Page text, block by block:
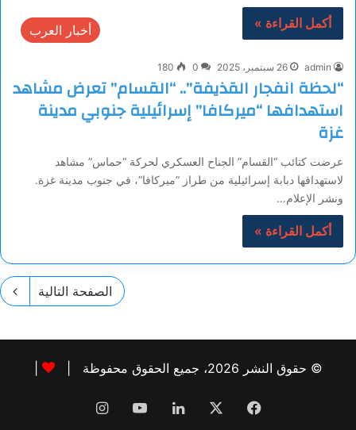
أكمل القراءة » أخبار العرب
admin 26 سبتمبر، 2025 0
180
“لحظة انفجار القذيفة”.. “القسام” تعرض مشاهد
استهدافها “ميركافا” إسرائيلية جنوبي مدينة
غزة
عرضت كتائب “القسام” الجناح العسكري لحركة “حماس” مشاهد
لاستهدافها دبابة إسرائيلية من طراز “ميركافا”، في جنوب مدينة غزة.
ونشر الإعلام…
أكمل القراءة »
الصفحة التالية
© حقوق النشر 2026، جميع الحقوق محفوظة |
فيسبوك لينكدإن‫YouTubeانستقرام